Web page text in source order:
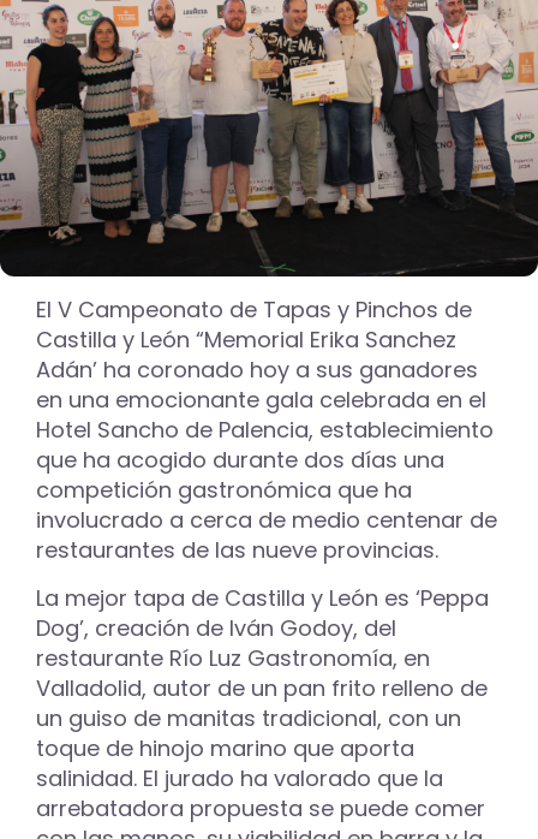
El V Campeonato de Tapas y Pinchos de
Castilla y León “Memorial Erika Sanchez
Adán’ ha coronado hoy a sus ganadores
en una emocionante gala celebrada en el
Hotel Sancho de Palencia, establecimiento
que ha acogido durante dos días una
competición gastronómica que ha
involucrado a cerca de medio centenar de
restaurantes de las nueve provincias.
La mejor tapa de Castilla y León es ‘Peppa
Dog’, creación de Iván Godoy, del
restaurante Río Luz Gastronomía, en
Valladolid, autor de un pan frito relleno de
un guiso de manitas tradicional, con un
toque de hinojo marino que aporta
salinidad. El jurado ha valorado que la
arrebatadora propuesta se puede comer